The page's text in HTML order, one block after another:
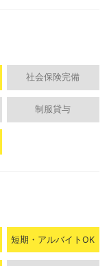
社会保険完備
制服貸与
短期・アルバイトOK